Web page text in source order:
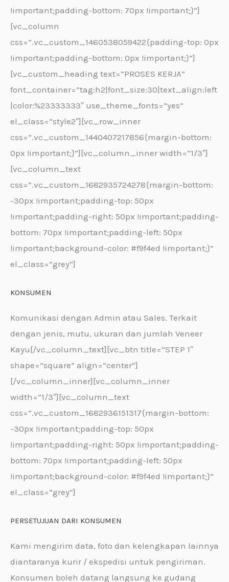
!important;padding-bottom: 70px !important;}”]
[vc_column
css=”.vc_custom_1460538059422{padding-top: 0px
!important;padding-bottom: 0px !important;}”]
[vc_custom_heading text=”PROSES KERJA”
font_container=”tag:h2|font_size:30|text_align:left
|color:%23333333″ use_theme_fonts=”yes”
el_class=”style2″][vc_row_inner
css=”.vc_custom_1440407217856{margin-bottom:
0px !important;}”][vc_column_inner width=”1/3″]
[vc_column_text
css=”.vc_custom_1682935724278{margin-bottom:
-30px !important;padding-top: 50px
!important;padding-right: 50px !important;padding-
bottom: 70px !important;padding-left: 50px
!important;background-color: #f9f4ed !important;}”
el_class=”grey”]
KONSUMEN
Komunikasi dengan Admin atau Sales. Terkait
dengan jenis, mutu, ukuran dan jumlah Veneer
Kayu[/vc_column_text][vc_btn title=”STEP 1″
shape=”square” align=”center”]
[/vc_column_inner][vc_column_inner
width=”1/3″][vc_column_text
css=”.vc_custom_1682936151317{margin-bottom:
-30px !important;padding-top: 50px
!important;padding-right: 50px !important;padding-
bottom: 70px !important;padding-left: 50px
!important;background-color: #f9f4ed !important;}”
el_class=”grey”]
PERSETUJUAN DARI KONSUMEN
Kami mengirim data, foto dan kelengkapan lainnya
diantaranya kurir / ekspedisi untuk pengiriman.
Konsumen boleh datang langsung ke gudang